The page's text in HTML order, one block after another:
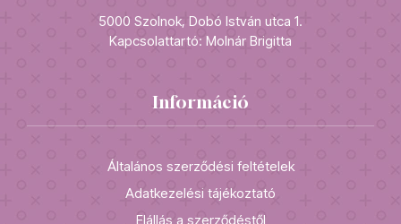
5000 Szolnok, Dobó István utca 1.
Kapcsolattartó: Molnár Brigitta
Információ
Általános szerződési feltételek
Adatkezelési tájékoztató
Elállás a szerződéstől